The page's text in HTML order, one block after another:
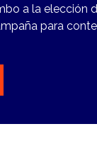
a la elección
para